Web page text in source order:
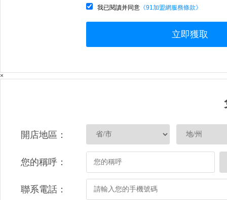
我已閱讀并同意 《91加盟網服務條款》
立即獲取
×
開店地區：
您的稱呼：
聯系電話：